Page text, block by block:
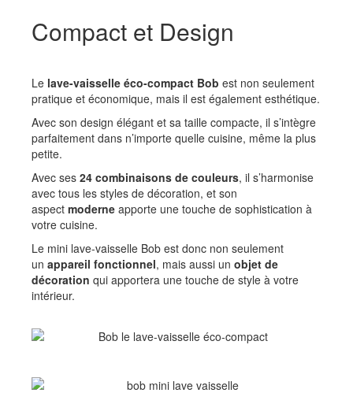
Compact et Design
Le lave-vaisselle éco-compact Bob est non seulement
pratique et économique, mais il est également esthétique.
Avec son design élégant et sa taille compacte, il s’intègre
parfaitement dans n’importe quelle cuisine, même la plus
petite.
Avec ses 24 combinaisons de couleurs, il s’harmonise
avec tous les styles de décoration, et son
aspect moderne apporte une touche de sophistication à
votre cuisine.
Le mini lave-vaisselle Bob est donc non seulement
un appareil fonctionnel, mais aussi un objet de
décoration qui apportera une touche de style à votre
intérieur.